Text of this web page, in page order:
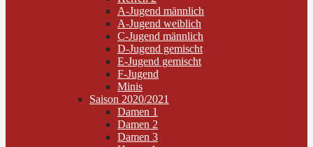
A-Jugend männlich
A-Jugend weiblich
C-Jugend männlich
D-Jugend gemischt
E-Jugend gemischt
F-Jugend
Minis
Saison 2020/2021
Damen 1
Damen 2
Damen 3